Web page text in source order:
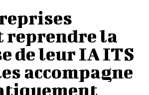
reprendre la
de leur IA ITS
accompagne